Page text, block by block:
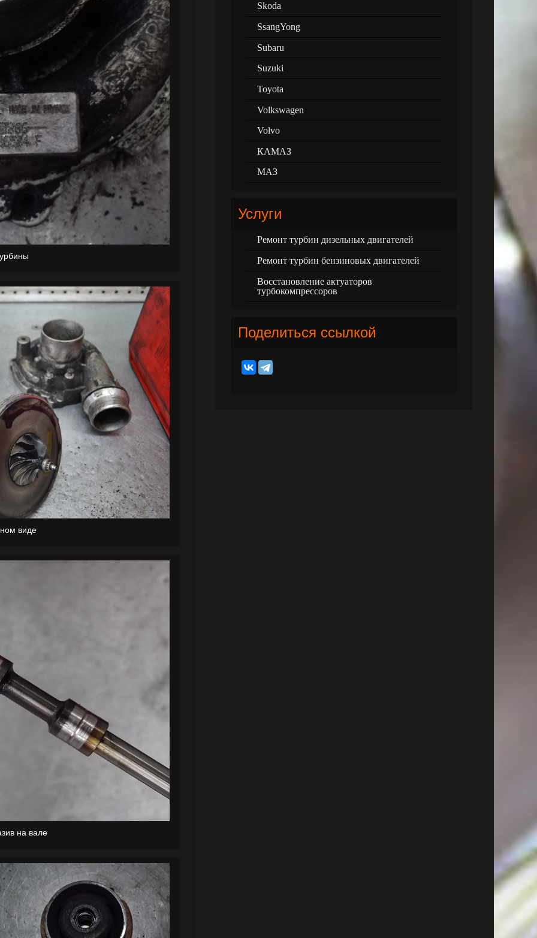
виде
на вале
Skoda
SsangYong
Subaru
Suzuki
Toyota
Volkswagen
Volvo
КАМАЗ
МАЗ
Услуги
Ремонт турбин дизельных двигателей
Ремонт турбин бензиновых двигателей
Восстановление актуаторов
турбокомпрессоров
Поделиться ссылкой